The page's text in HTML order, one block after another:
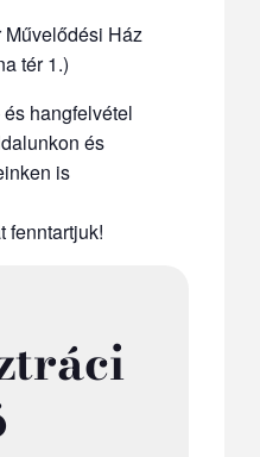
Művelődési Ház
tér 1.)
hangfelvétel
és
is
fenntartjuk!